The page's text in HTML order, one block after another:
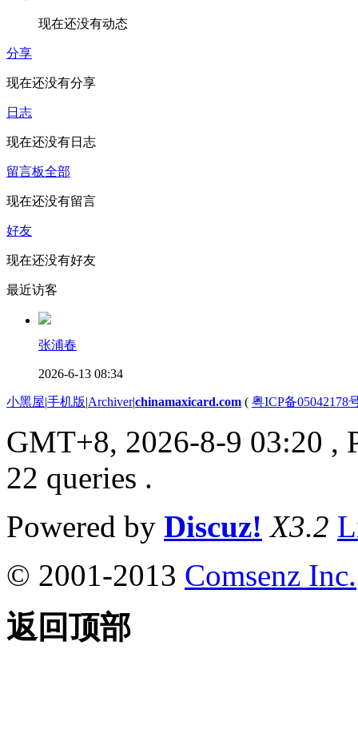
现在还没有动态
分享
现在还没有分享
日志
现在还没有日志
留言板全部
现在还没有留言
好友
现在还没有好友
最近访客
张浦春
2026-6-13 08:34
小黑屋|手机版|Archiver|chinamaxicard.com ( 粤ICP备05042178
GMT+8, 2026-8-9 03:20 ,
22 queries .
Powered by Discuz! X3.2
© 2001-2013 Comsenz Inc.
返回顶部